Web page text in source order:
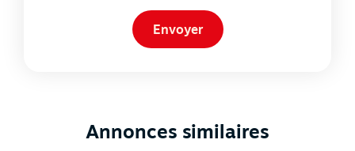
Annonces similaires